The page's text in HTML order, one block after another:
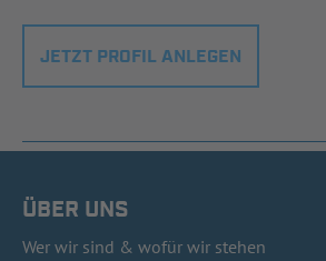
JETZT PROFIL ANLEGEN
ÜBER UNS
Wer wir sind & wofür wir stehen